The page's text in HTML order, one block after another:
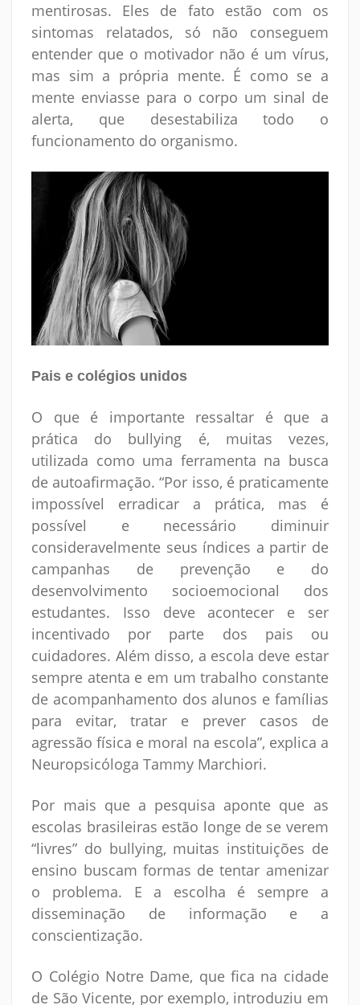
mentirosas. Eles de fato estão com os
sintomas relatados, só não conseguem
entender que o motivador não é um vírus,
mas sim a própria mente. É como se a
mente enviasse para o corpo um sinal de
alerta, que desestabiliza todo o
funcionamento do organismo.
Pais e colégios unidos
O que é importante ressaltar é que a
prática do bullying é, muitas vezes,
utilizada como uma ferramenta na busca
de autoafirmação. “Por isso, é praticamente
impossível erradicar a prática, mas é
possível e necessário diminuir
consideravelmente seus índices a partir de
campanhas de prevenção e do
desenvolvimento socioemocional dos
estudantes. Isso deve acontecer e ser
incentivado por parte dos pais ou
cuidadores. Além disso, a escola deve estar
sempre atenta e em um trabalho constante
de acompanhamento dos alunos e famílias
para evitar, tratar e prever casos de
agressão física e moral na escola”, explica a
Neuropsicóloga Tammy Marchiori.
Por mais que a pesquisa aponte que as
escolas brasileiras estão longe de se verem
“livres” do bullying, muitas instituições de
ensino buscam formas de tentar amenizar
o problema. E a escolha é sempre a
disseminação de informação e a
conscientização.
O Colégio Notre Dame, que fica na cidade
de São Vicente, por exemplo, introduziu em